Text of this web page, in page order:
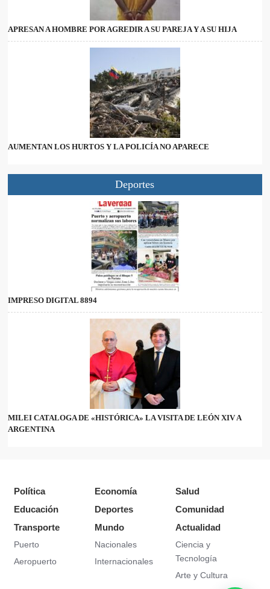
APRESAN A HOMBRE POR AGREDIR A SU PAREJA Y A SU HIJA
AUMENTAN LOS HURTOS Y LA POLICÍA NO APARECE
Deportes
IMPRESO DIGITAL 8894
MILEI CATALOGA DE «HISTÓRICA» LA VISITA DE LEÓN XIV A
ARGENTINA
Política Economía
Salud
Educación
Deportes
Comunidad
Transporte
Puerto
Aeropuerto
Mundo
Nacionales
Internacionales
Actualidad
Ciencia y
Tecnología
Arte y Cultura